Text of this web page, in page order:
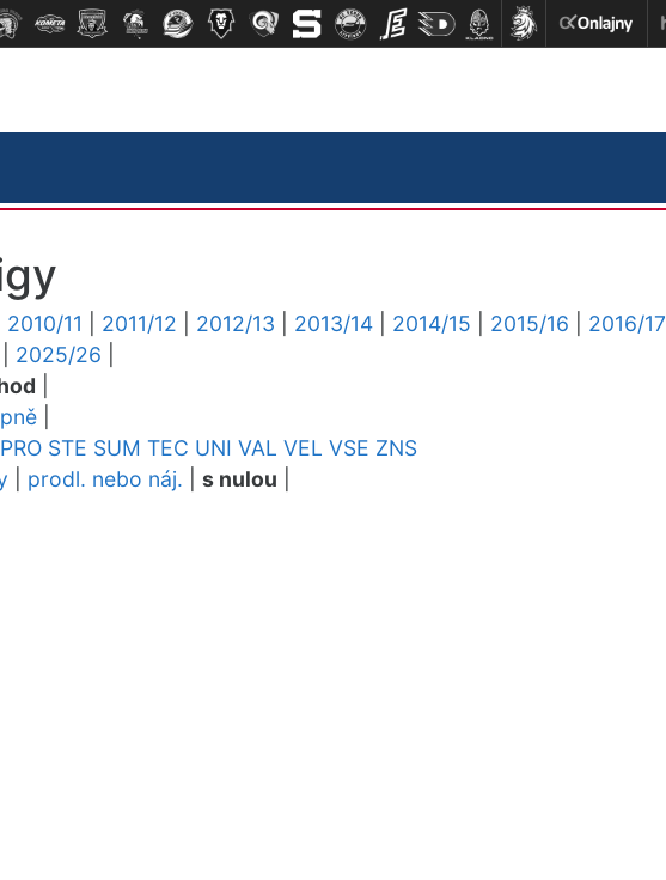
2010/11 2011/12 2012/13 2013/14 2014/15 2015/16 2016/17
2025/26
PRO STE SUM TEC UNI VAL VEL VSE ZNS
prodl. nebo náj. s nulou